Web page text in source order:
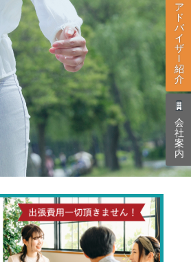
ア
ド
バ
イ
ザ
l
紹
介
会
社
案
内